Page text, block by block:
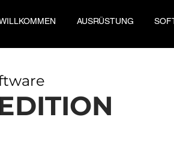
AUSRÜSTUNG